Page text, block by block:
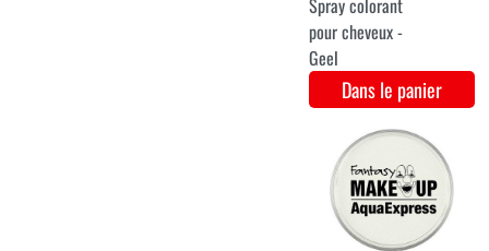
Laque pour
cheveux /
Spray colorant
pour cheveux -
€ 2,8